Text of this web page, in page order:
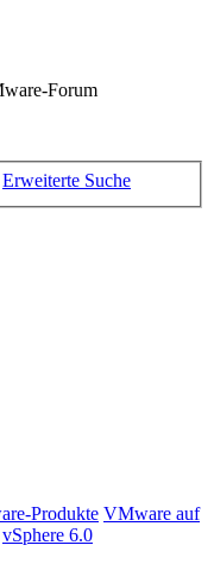
Forum
Erweiterte Suche
Produkte VMware auf
vSphere 6.0